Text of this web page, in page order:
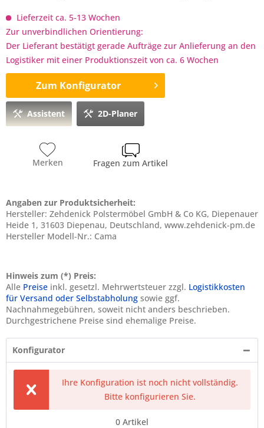
Lieferzeit ca. 5-13 Wochen
Zur unverbindlichen Orientierung:
Der Lieferant bestätigt gerade Aufträge zur Anlieferung an den
Logistiker mit einer Produktionszeit von ca. 6 Wochen
Zum Konfigurator
Assistent 2D-Planer
Merken Fragen zum Artikel
Angaben zur Produktsicherheit:
Hersteller: Zehdenick Polstermöbel GmbH & Co KG, Diepenauer
Heide 1, 31603 Diepenau, Deutschland, www.zehdenick-pm.de
Hersteller Modell-Nr.: Cama
Hinweis zum (*) Preis:
Alle Preise inkl. gesetzl. Mehrwertsteuer zzgl. Logistikkosten
für Versand oder Selbstabholung sowie ggf.
Nachnahmegebühren, soweit nicht anders beschrieben.
Durchgestrichene Preise sind ehemalige Preise.
Konfigurator
Ihre Konfiguration ist noch nicht vollständig.
Bitte konfigurieren Sie.
0 Artikel